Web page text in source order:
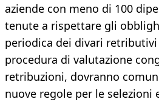
aziende con meno di 100
tenute a rispettare gli
periodica dei divari
procedura di valutazione
retribuzioni, dovranno
nuove regole per le selezioni